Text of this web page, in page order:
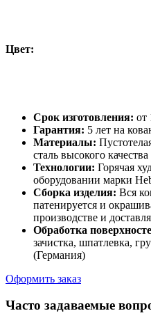
Цвет:
Срок изготовления: от
Гарантия: 5 лет на
Материалы:
сталь высокого
Технологии: Горячая
оборудовании марки
Сборка изделия: Вся
патенируется и
производстве и
Обработка
зачистка, шпатлевка,
(Германия)
Оформить заказ
Часто задаваемые